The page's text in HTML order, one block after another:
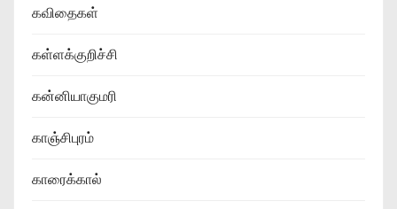
கவிதைகள்
கள்ளக்குறிச்சி
கன்னியாகுமரி
காஞ்சிபுரம்
காரைக்கால்